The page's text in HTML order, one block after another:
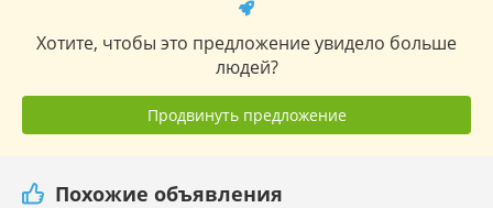
Хотите, чтобы это предложение увидело больше
людей?
Продвинуть предложение
Похожие объявления